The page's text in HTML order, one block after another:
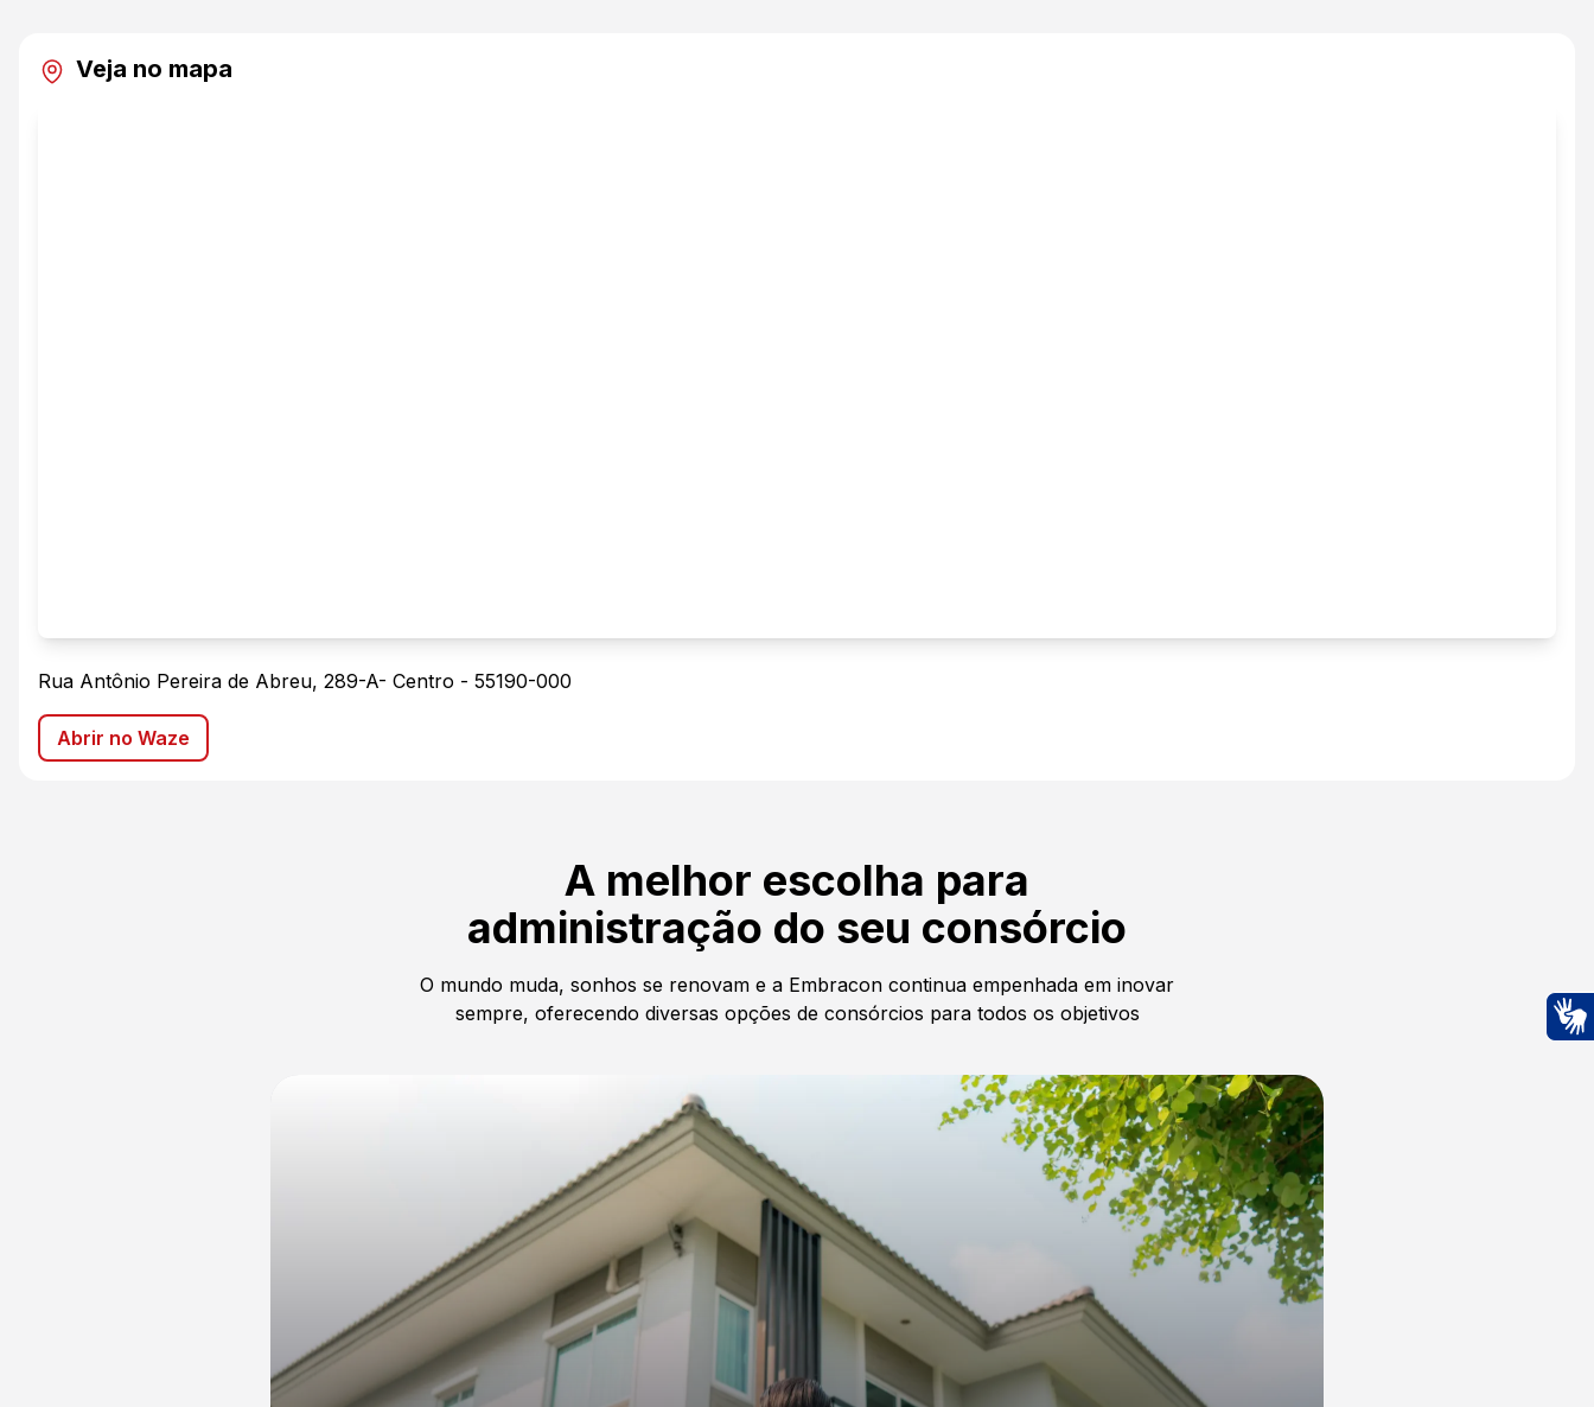
Veja no mapa
Rua Antônio Pereira de Abreu, 289-A- Centro - 55190-000
Abrir no Waze
A melhor escolha para
administração do seu consórcio
O mundo muda, sonhos se renovam e a Embracon continua empenhada em inovar
sempre, oferecendo diversas opções de consórcios para todos os objetivos